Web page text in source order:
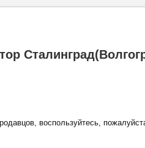
воспользуйтесь,